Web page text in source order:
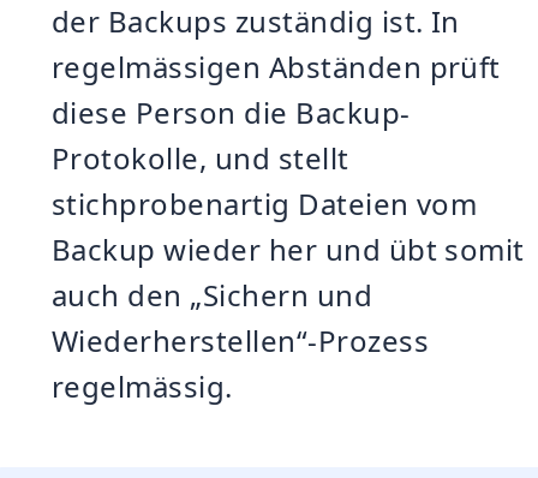
der Backups zuständig ist. In
regelmässigen Abständen prüft
diese Person die Backup-
Protokolle, und stellt
stichprobenartig Dateien vom
Backup wieder her und übt somit
auch den „Sichern und
Wiederherstellen“-Prozess
regelmässig.